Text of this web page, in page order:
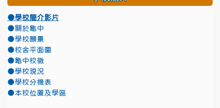
●學校簡介影片
●關於龜中
●學校願景
●校舍平面圖
●龜中校徽
●學校現況
●學校分機表
●本校位置及學區